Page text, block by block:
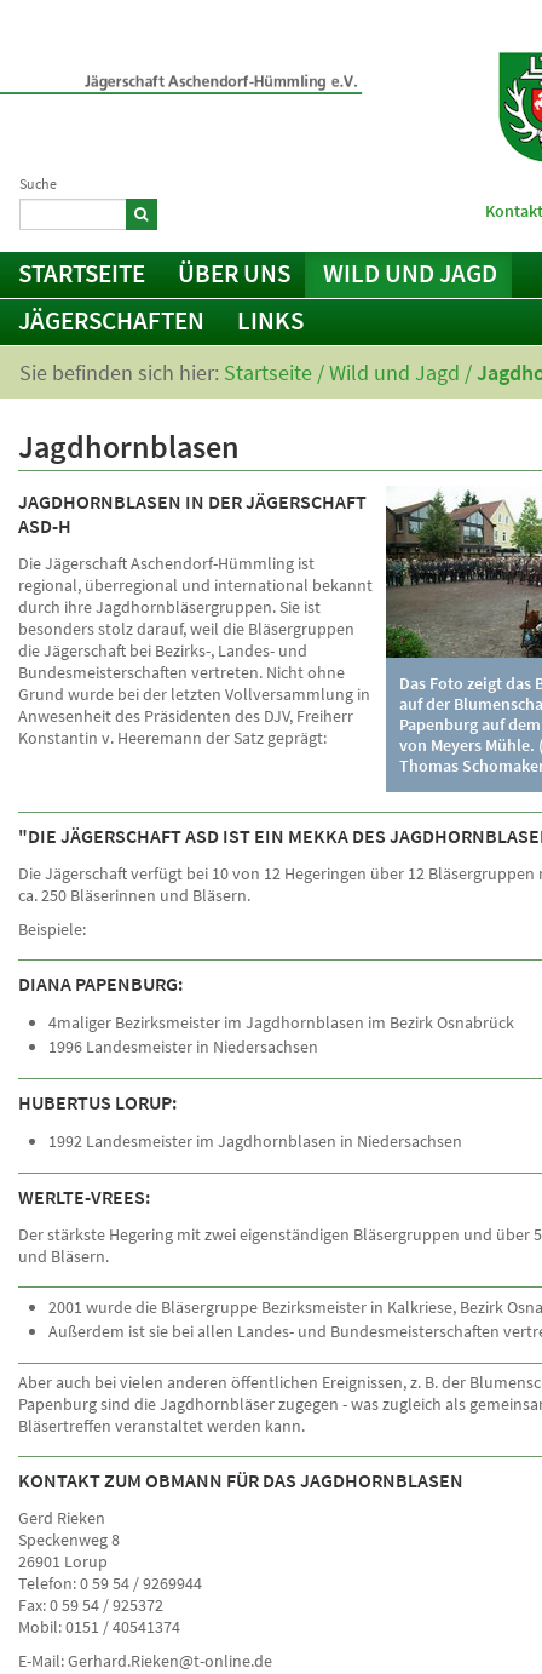
Suche
STARTSEITE ÜBER UNS
WILD UND JAGD
JÄGERSCHAFTEN
LINKS
Sie befinden sich hier: Startseite /Wild und Jagd /
Jagdhornblasen
Das Foto zeigt das
auf der
Papenburg auf
von Meyers Mühle.
Thomas
JAGDHORNBLASEN IN DER JÄGERSCHAFT
ASD-H
Die Jägerschaft Aschendorf-Hümmling ist
regional, überregional und international bekannt
durch ihre Jagdhornbläsergruppen. Sie ist
besonders stolz darauf, weil die Bläsergruppen
die Jägerschaft bei Bezirks-, Landes- und
Bundesmeisterschaften vertreten. Nicht ohne
Grund wurde bei der letzten Vollversammlung in
Anwesenheit des Präsidenten des DJV, Freiherr
Konstantin v. Heeremann der Satz geprägt:
"DIE JÄGERSCHAFT ASD IST EIN MEKKA DES
Die Jägerschaft verfügt bei 10 von 12 Hegeringen über 12
ca. 250 Bläserinnen und Bläsern.
Beispiele:
DIANA PAPENBURG:
4maliger Bezirksmeister im Jagdhornblasen im Bezirk Osnabrück
1996 Landesmeister in Niedersachsen
HUBERTUS LORUP:
1992 Landesmeister im Jagdhornblasen in Niedersachsen
WERLTE-VREES:
Der stärkste Hegering mit zwei eigenständigen Bläsergruppen und über
und Bläsern.
2001 wurde die Bläsergruppe Bezirksmeister in Kalkriese, Bezirk
Außerdem ist sie bei allen Landes- und Bundesmeisterschaften
Aber auch bei vielen anderen öffentlichen Ereignissen, z. B. der
Papenburg sind die Jagdhornbläser zugegen - was zugleich als
Bläsertreffen veranstaltet werden kann.
KONTAKT ZUM OBMANN FÜR DAS JAGDHORNBLASEN
Gerd Rieken
Speckenweg 8
26901 Lorup
Telefon: 0 59 54 / 9269944
Fax: 0 59 54 / 925372
Mobil: 0151 / 40541374
E-Mail: Gerhard.Rieken@t-online.de